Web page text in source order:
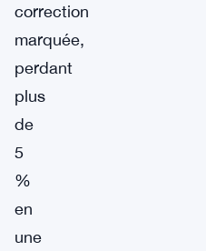
correction
marquée,
perdant
plus
de
5
%
en
une